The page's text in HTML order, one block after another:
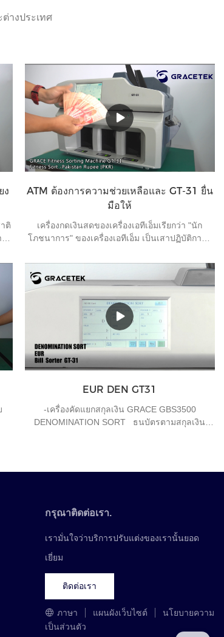
างประเทศ
ง
ติ
ะ
ที่
ด
ATM ต้องการความช่วยเหลือและ GT-31 ยื่น
มือให้
เครื่องกดเงินสดของเครื่องเอทีเอ็มเรียกว่า "นัก
โภชนาการ" ของเครื่องเอทีเอ็ม เป็นเสาปฏิบัติการก
โหลดและขนถ่ายเงินสดทุกวันและการจัดการความ
ผิดพลาดอย่างง่ายของเครื่อง ATM แบบออฟไลน์
เนื่องจากเครื่อง ATM แบบออฟไลน์นั้นตั้งอยู่ในเขต
ชานเมืองหลายแห่งและกระจายตัวอยู่ทั่วไป ครึ่งหนึ่ง
ของเวลาทำงานจึงอยู่บนท้องถนน ในเวลาเดียวกัน
เครื่องจ่ายเงินสดแต่ละเครื่องจะควบคุมปริมาณน้ำ
และอาหารอย่างเคร่งครัด ลดจำนวนที่จอดรถเทียม
และรับรองความปลอดภัยของสกุลเงิน หลังจากที่ลาย
นิ้วมือของเครื่องกดธนบัตรถูกปลดล็อคและเปิด
ไม่เช่นนั้นระบบจะเตือนโดยอัตโนมัติและเครื่องกด
ธนบัตรจะบันทึก "อุบัติเหตุ" หนึ่งครั้ง
EUR DEN GT31
-เครื่องคัดแยกสกุลเงิน GRACE GBS3500
DENOMINATION SORT ธนบัตรตามสกุลเงิน
กรุณาติดต่อเรา.
เรามั่นใจว่าบริการปรับแต่งของเรานั้นยอด
เยี่ยม
ติดต่อเรา
ภาษา แผนผังเว็บไซต์
นโยบายความ
เป็นส่วนตัว